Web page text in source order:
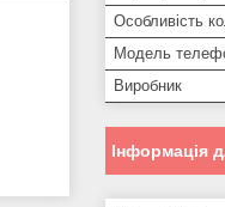
Особливість
Модель
Виробник
Інформація